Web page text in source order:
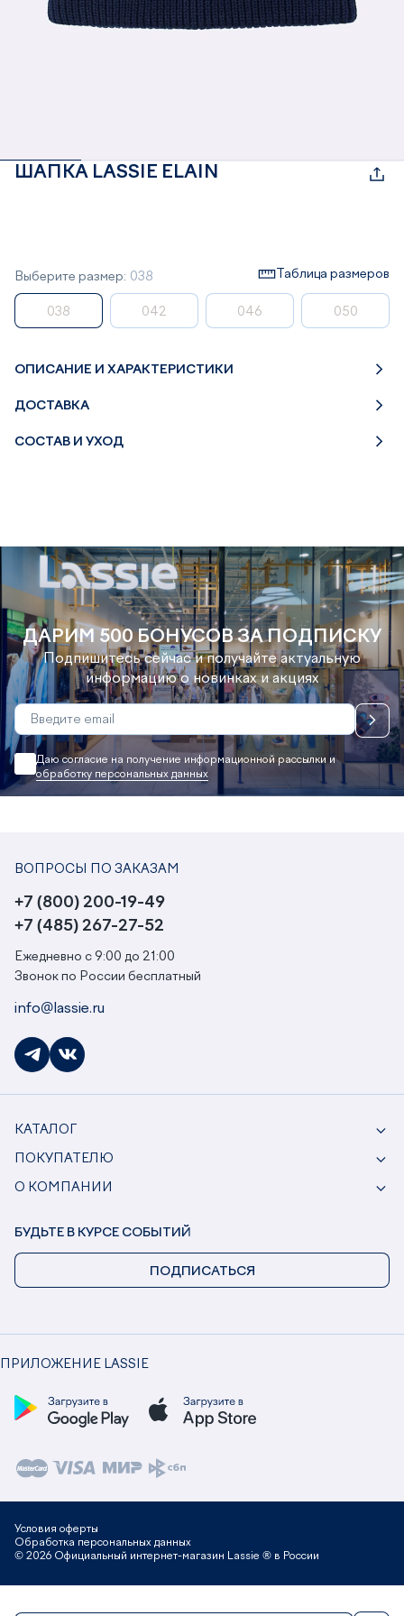
ШАПКА LASSIE ELAIN
Выберите размер: 038 Таблица размеров
038 042 046 050
ОПИСАНИЕ И ХАРАКТЕРИСТИКИ
ДОСТАВКА
СОСТАВ И УХОД
ДАРИМ 500 БОНУСОВ ЗА ПОДПИСКУ
Подпишитесь сейчас и получайте актуальную
информацию о новинках и акциях
Даю согласие на получение информационной рассылки и
обработку персональных данных
ВОПРОСЫ ПО ЗАКАЗАМ
+7 (800) 200-19-49
+7 (485) 267-27-52
Ежедневно с 9:00 до 21:00
Звонок по России бесплатный
info@lassie.ru
КАТАЛОГ
ПОКУПАТЕЛЮ
О КОМПАНИИ
ПРИЛОЖЕНИЕ LASSIE
БУДЬТЕ В КУРСЕ СОБЫТИЙ
ПОДПИСАТЬСЯ
© 2026 Официальный интернет-магазин Lassie ® в России
Условия оферты
Обработка персональных данных